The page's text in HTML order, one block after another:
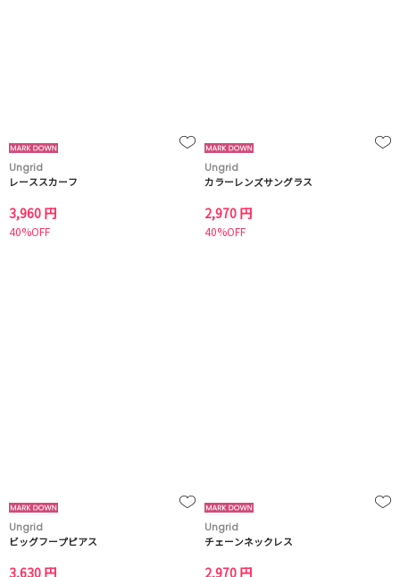
Ungrid
レーススカーフ
3,960 円
40%OFF
Ungrid
カラーレンズサングラス
2,970 円
40%OFF
Ungrid
ビッグフープピアス
3,630 円
Ungrid
チェーンネックレス
2,970 円